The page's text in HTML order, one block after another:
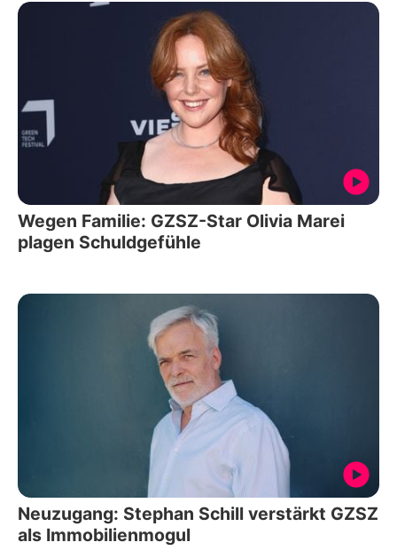
Wegen Familie: GZSZ-Star Olivia Marei
plagen Schuldgefühle
Neuzugang: Stephan Schill verstärkt GZSZ
als Immobilienmogul